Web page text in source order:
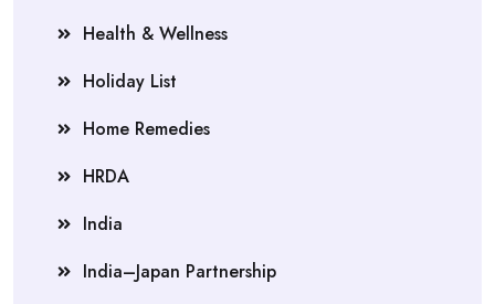
Health & Wellness
Holiday List
Home Remedies
HRDA
India
India–Japan Partnership